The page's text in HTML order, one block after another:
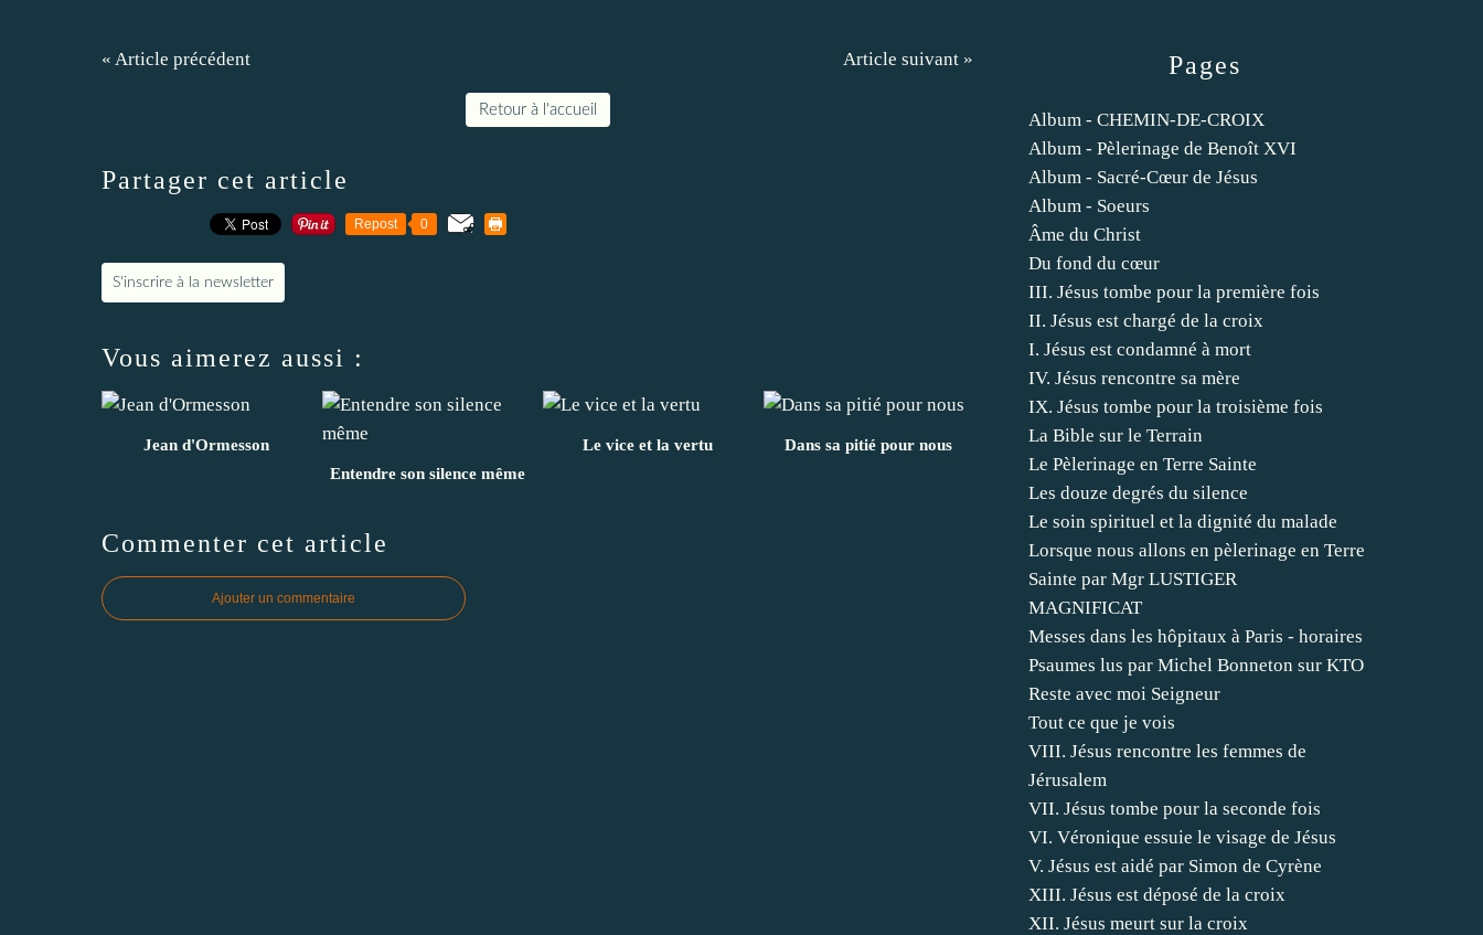
« Article précédent Article suivant »
Retour à l'accueil
Partager cet article
Repost 0
S'inscrire à la newsletter
Vous aimerez aussi :
Jean d'Ormesson
Entendre son silence même
Le vice et la vertu Dans sa pitié pour nous
Commenter cet article
Ajouter un commentaire
Pages
Album - CHEMIN-DE-CROIX
Album - Pèlerinage de Benoît XVI
Album - Sacré-Cœur de Jésus
Album - Soeurs
Âme du Christ
Du fond du cœur
III. Jésus tombe pour la première fois
II. Jésus est chargé de la croix
I. Jésus est condamné à mort
IV. Jésus rencontre sa mère
IX. Jésus tombe pour la troisième fois
La Bible sur le Terrain
Le Pèlerinage en Terre Sainte
Les douze degrés du silence
Le soin spirituel et la dignité du malade
Lorsque nous allons en pèlerinage en Terre
Sainte par Mgr LUSTIGER
MAGNIFICAT
Messes dans les hôpitaux à Paris - horaires
Psaumes lus par Michel Bonneton sur KTO
Reste avec moi Seigneur
Tout ce que je vois
VIII. Jésus rencontre les femmes de
Jérusalem
VII. Jésus tombe pour la seconde fois
VI. Véronique essuie le visage de Jésus
V. Jésus est aidé par Simon de Cyrène
XIII. Jésus est déposé de la croix
XII. Jésus meurt sur la croix